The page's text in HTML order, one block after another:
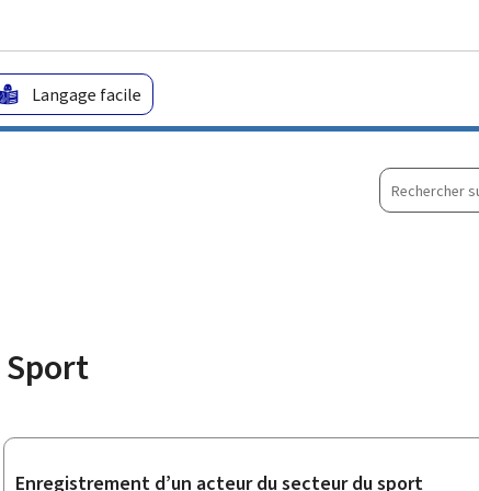
Langage facile
Rechercher
sur
Sport
Sous-
Enregistrement d’un acteur du secteur du sport